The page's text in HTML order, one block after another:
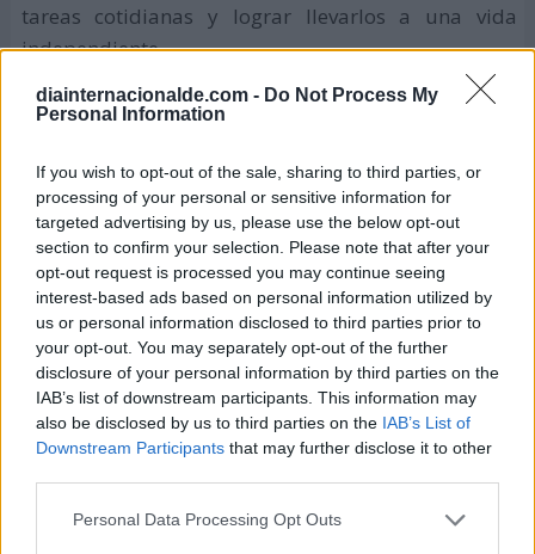
diainternacionalde.com - Do Not Process My
Personal Information
If you wish to opt-out of the sale, sharing to third parties, or
processing of your personal or sensitive information for
targeted advertising by us, please use the below opt-out
section to confirm your selection. Please note that after your
opt-out request is processed you may continue seeing
interest-based ads based on personal information utilized by
us or personal information disclosed to third parties prior to
your opt-out. You may separately opt-out of the further
disclosure of your personal information by third parties on the
IAB’s list of downstream participants. This information may
also be disclosed by us to third parties on the IAB’s List of
Downstream Participants that may further disclose it to other
Personal Data Processing Opt Outs
tareas cotidianas y lograr llevarlos a una vida
independiente.
Entre sus pacientes se encuentran personas que han
Parálisis cerebral infantil.
Enfermedades degenerativas del sistema
nervioso central.
Insuficiencia renal.
Lesiones de médula espinal.
Lesiones traumatológicas.
Discapacidad intelectual.
Trastornos reumáticos.